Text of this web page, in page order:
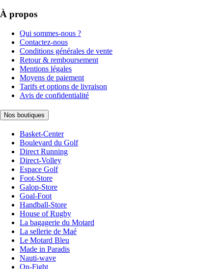
À propos
Qui sommes-nous ?
Contactez-nous
Conditions générales de vente
Retour & remboursement
Mentions légales
Moyens de paiement
Tarifs et options de livraison
Avis de confidentialité
Nos boutiques
Basket-Center
Boulevard du Golf
Direct Running
Direct-Volley
Espace Golf
Foot-Store
Galop-Store
Goal-Foot
Handball-Store
House of Rugby
La bagagerie du Motard
La sellerie de Maé
Le Motard Bleu
Made in Paradis
Nauti-wave
On-Fight